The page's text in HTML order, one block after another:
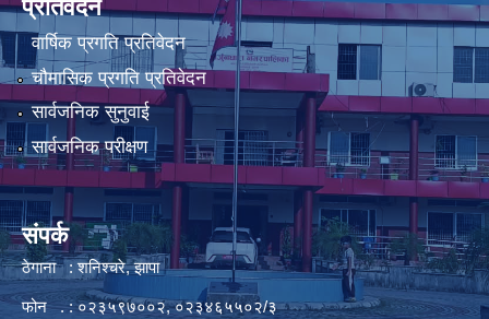
प्रतिवेदन
वार्षिक प्रगति प्रतिवेदन
चौमासिक प्रगति प्रतिवेदन
सार्वजनिक सुनुवाई
सार्वजनिक परीक्षण
संपर्क
ठेगाना : शनिश्चरे, झापा
फोन . : ०२३५९७००२, ०२३४६५५०२/३